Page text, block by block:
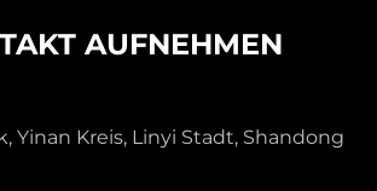
AUFNEHMEN
Yinan Kreis, Linyi Stadt, Shandong